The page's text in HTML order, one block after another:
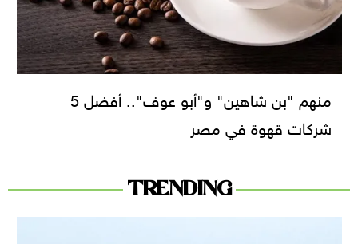
منهم "بن شاهين" و"أبو عوف".. أفضل 5
شركات قهوة في مصر
TRENDING